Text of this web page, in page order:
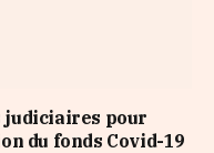
judiciaires pour
du fonds Covid-19